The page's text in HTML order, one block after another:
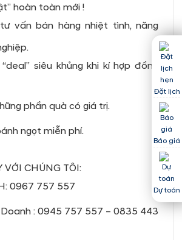
hoàn toàn mới !
vấn bán hàng nhiệt tình, năng
siêu khủng khi kí hợp đồng
phần quà có giá trị.
ngọt miễn phí.
VỚI CHÚNG TÔI:
0967 757 557
: 0945 757 557 – 0835 443
Đặt lịch
Báo giá
Dự toán